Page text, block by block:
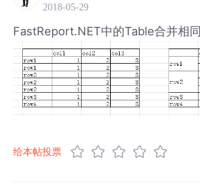
2018-05-29
FastReport.NET中的Table合并相
给本帖投票